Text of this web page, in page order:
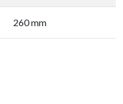
260 mm